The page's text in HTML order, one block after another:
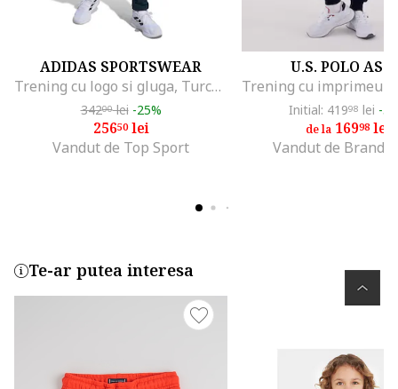
ADIDAS SPORTSWEAR
Trening cu logo si gluga, Turcoaz/Verde inchis
34200lei -25%
25650lei
Vandut de Top Sport
U.S. POLO
Initial: 41998 lei -
de la 16998 lei
Vandut de Brands
Te-ar putea interesa